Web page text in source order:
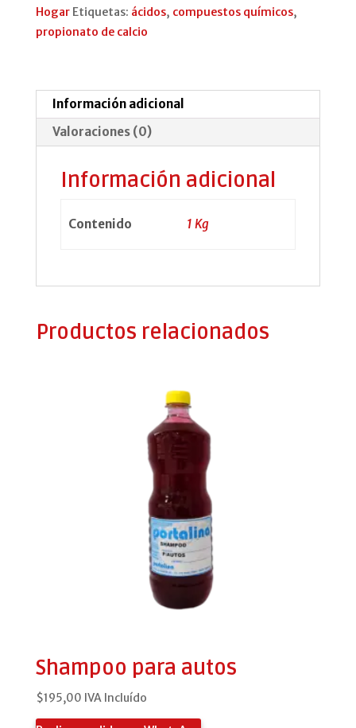
Hogar Etiquetas: ácidos, compuestos químicos,
propionato de calcio
Información adicional
Valoraciones (0)
Información adicional
Contenido 1 Kg
Productos relacionados
Shampoo para autos
$195,00 IVA Incluído